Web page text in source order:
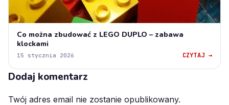
Co można zbudować z LEGO DUPLO – zabawa
klockami
15 stycznia 2026 CZYTAJ →
Dodaj komentarz
Twój adres email nie zostanie opublikowany.